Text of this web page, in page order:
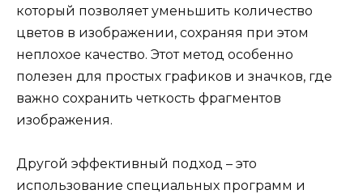
который позволяет уменьшить количество
цветов в изображении, сохраняя при этом
неплохое качество. Этот метод особенно
полезен для простых графиков и значков, где
важно сохранить четкость фрагментов
изображения.
Другой эффективный подход – это
использование специальных программ и